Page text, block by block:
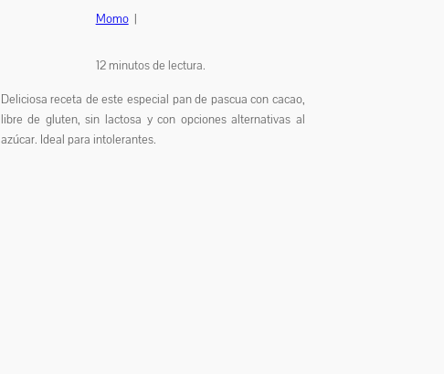
Momo |
12minutos de lectura.
Deliciosa receta de este especial pan de pascua con cacao,
libre de gluten, sin lactosa y con opciones alternativas al
azúcar. Ideal para intolerantes.